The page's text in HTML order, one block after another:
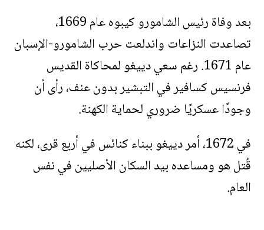
بعد وفاة رئيس الشامورو كيبوه عام 1669،
تصاعدت النزاعات واندلعت حرب الشامورو-الإسبان
عام 1671. رغم سعي دييغو لمحاكاة القديس
فرنسيس كسافير في التبشير بدون عنف، رأى أن
وجودًا عسكريًا ضروري لحماية الكهنة.
في 1672، أمر دييغو ببناء كنائس في أربع قرى، لكنه
قُتل هو ومساعده بيد السكان الأصليين في نفس
العام.